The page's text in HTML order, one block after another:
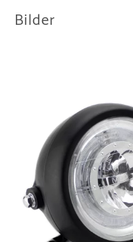
Bilder